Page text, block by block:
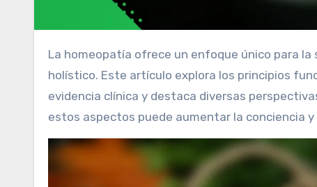
La homeopatía ofrece un enfoque único para la salud, enfatizando el tratamiento individualizado y el cuidado
holístico. Este artículo explora los principios
evidencia clínica y destaca diversas
estos aspectos puede aumentar la conciencia